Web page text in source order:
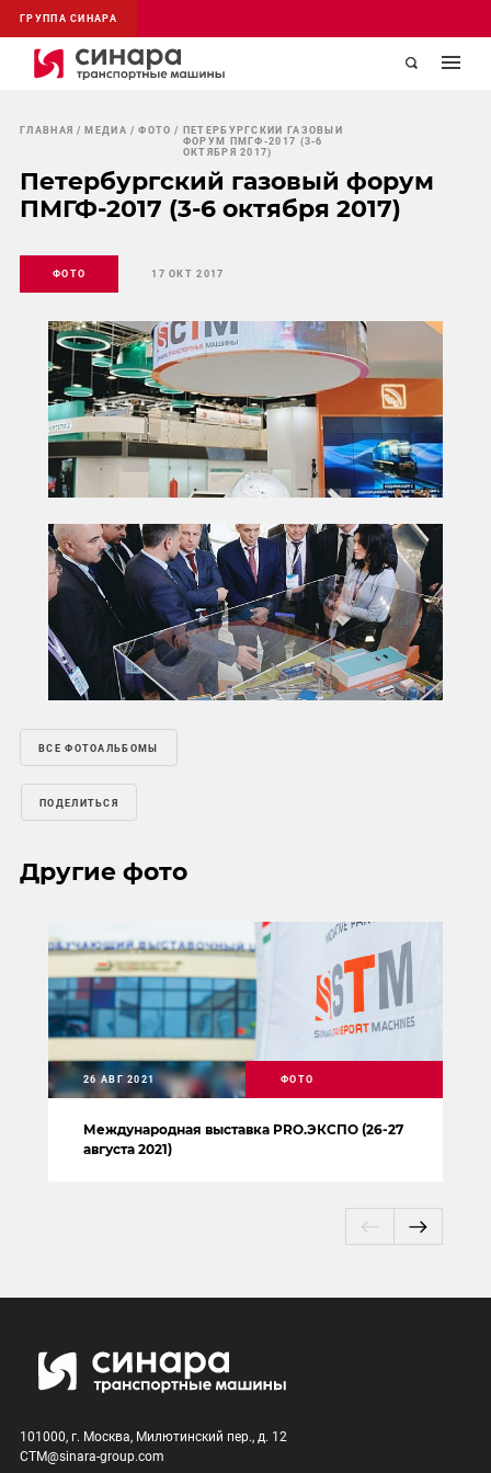
ГРУППА СИНАРА
ГЛАВНАЯ МЕДИА ФОТО
ПЕТЕРБУРГСКИЙ ГАЗОВЫЙ
ФОРУМ ПМГФ-2017 (3-6
ОКТЯБРЯ 2017)
Петербургский газовый форум
ПМГФ-2017 (3-6 октября 2017)
ФОТО 17 ОКТ 2017
ВСЕ ФОТОАЛЬБОМЫ
ПОДЕЛИТЬСЯ
Другие фото
Международная выставка PRO.ЭКСПО (26-27
августа 2021)
26 АВГ 2021 ФОТО
101000, г. Москва, Милютинский пер., д. 12
CTM@sinara-group.com